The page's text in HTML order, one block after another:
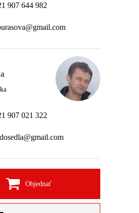
907 644 982
907 021 322
Objednať